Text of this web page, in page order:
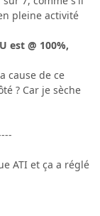
pleine activité
est @ 100%,
cause de ce
? Car je sèche
ATI et ça a réglé